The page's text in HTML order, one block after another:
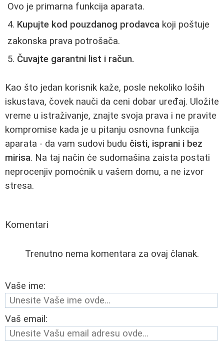
Ovo je primarna funkcija aparata.
Kupujte kod pouzdanog prodavca koji poštuje
zakonska prava potrošača.
Čuvajte garantni list i račun.
Kao što jedan korisnik kaže, posle nekoliko loših
iskustava, čovek nauči da ceni dobar uređaj. Uložite
vreme u istraživanje, znajte svoja prava i ne pravite
kompromise kada je u pitanju osnovna funkcija
aparata - da vam sudovi budu čisti, isprani i bez
mirisa. Na taj način će sudomašina zaista postati
neprocenjiv pomoćnik u vašem domu, a ne izvor
stresa.
Komentari
Trenutno nema komentara za ovaj članak.
Vaše ime:
Vaš email: